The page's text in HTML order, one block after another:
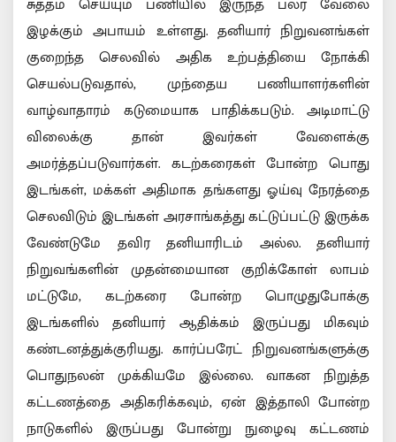
சுத்தம் செய்யும் பணியில் இருந்த பலர் வேலை
இழக்கும் அபாயம் உள்ளது. தனியார் நிறுவனங்கள்
குறைந்த செலவில் அதிக உற்பத்தியை நோக்கி
செயல்படுவதால், முந்தைய பணியாளர்களின்
வாழ்வாதாரம் கடுமையாக பாதிக்கபடும். அடிமாட்டு
விலைக்கு தான் இவர்கள் வேளைக்கு
அமர்த்தப்படுவார்கள். கடற்கரைகள் போன்ற பொது
இடங்கள், மக்கள் அதிமாக தங்களது ஓய்வு நேரத்தை
செலவிடும் இடங்கள் அரசாங்கத்து கட்டுப்பட்டு இருக்க
வேண்டுமே தவிர தனியாரிடம் அல்ல. தனியார்
நிறுவங்களின் முதன்மையான குறிக்கோள் லாபம்
மட்டுமே, கடற்கரை போன்ற பொழுதுபோக்கு
இடங்களில் தனியார் ஆதிக்கம் இருப்பது மிகவும்
கண்டனத்துக்குரியது. கார்ப்பரேட் நிறுவனங்களுக்கு
பொதுநலன் முக்கியமே இல்லை. வாகன நிறுத்த
கட்டணத்தை அதிகரிக்கவும், ஏன் இத்தாலி போன்ற
நாடுகளில் இருப்பது போன்று நுழைவு கட்டணம்